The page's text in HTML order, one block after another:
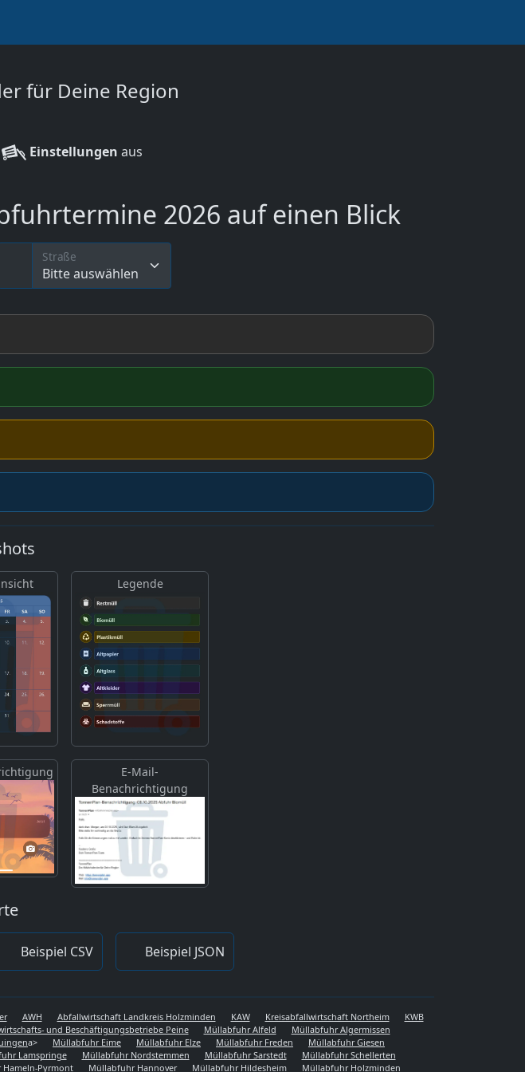
für Deine Region
Einstellungen aus
2026 auf einen Blick
Bitte auswählen
Straße
Legende
E-Mail-
Benachrichtigung
Beispiel CSV Beispiel JSON
AWH Abfallwirtschaft Landkreis Holzminden KAW Kreisabfallwirtschaft Northeim
KWB
und Beschäftigungsbetriebe Peine Müllabfuhr Alfeld
Müllabfuhr Algermissen
a> Müllabfuhr Eime Müllabfuhr Elze Müllabfuhr Freden
Müllabfuhr Giesen
Lamspringe Müllabfuhr Nordstemmen Müllabfuhr Sarstedt
Müllabfuhr Schellerten
Pyrmont Müllabfuhr Hannover Müllabfuhr Hildesheim Müllabfuhr Holzminden